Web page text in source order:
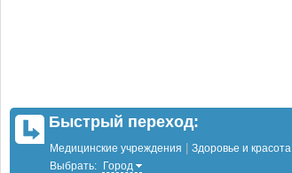
Быстрый переход:
Медицинские учреждения Здоровье и красота
Выбрать:
Город